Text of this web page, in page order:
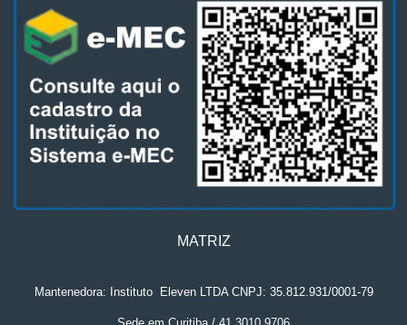
MATRIZ
Mantenedora: Instituto. Eleven LTDA CNPJ: 35.812.931/0001-79